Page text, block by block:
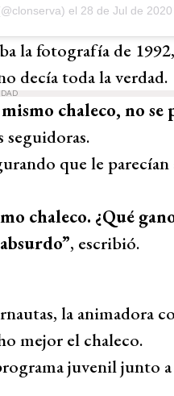
el 28 de Jul de
la fotografía de
decía toda la verdad.
chaleco, no se
seguidoras.
que le parecían
chaleco. ¿Qué
, escribió.
la animadora
mejor el chaleco.
juvenil junto